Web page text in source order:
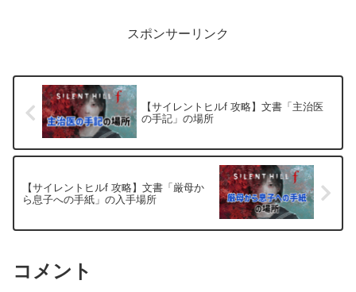
スポンサーリンク
【サイレントヒルf 攻略】文書「主治医
の手記」の場所
【サイレントヒルf 攻略】文書「厳母か
ら息子への手紙」の入手場所
コメント